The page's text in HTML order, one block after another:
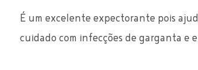
É um excelente expectorante pois
cuidado com infecções de garganta e